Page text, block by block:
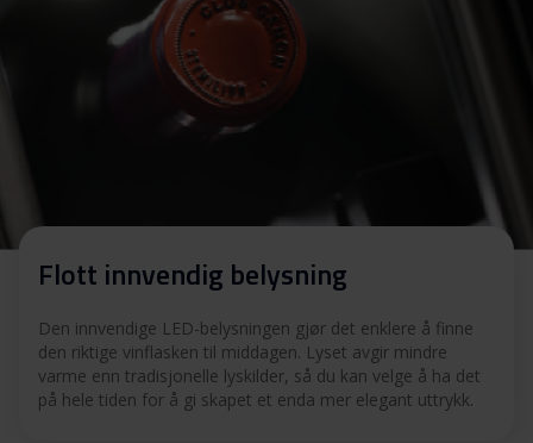
Flott innvendig belysning
Den innvendige LED-belysningen gjør det enklere å finne
den riktige vinflasken til middagen. Lyset avgir mindre
varme enn tradisjonelle lyskilder, så du kan velge å ha det
på hele tiden for å gi skapet et enda mer elegant uttrykk.